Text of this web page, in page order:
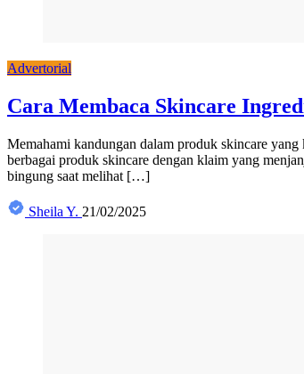
Advertorial
Cara Membaca Skincare
Memahami kandungan dalam produk skincare
berbagai produk skincare dengan klaim yang
bingung saat melihat […]
Sheila Y. 21/02/2025